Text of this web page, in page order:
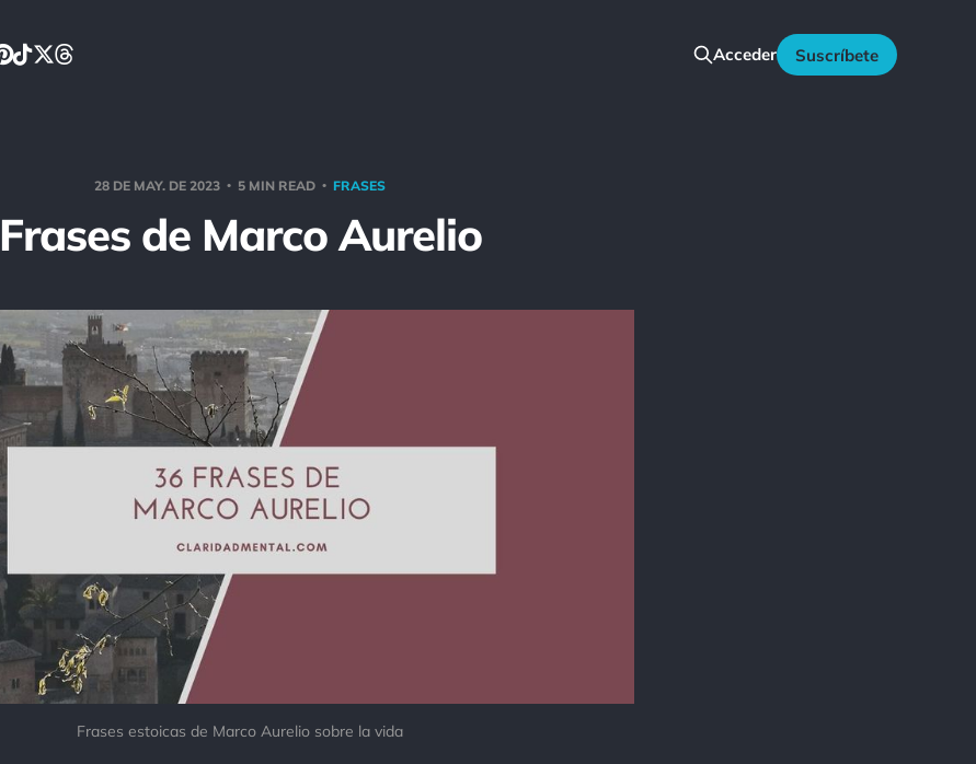
Acceder Suscríbete
28 DE MAY. DE 2023 5 MIN READ FRASES
Frases de Marco Aurelio
Frases estoicas de Marco Aurelio sobre la vida